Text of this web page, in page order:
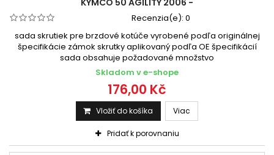
KYMCO 50 AGILITY 2006 -
Recenzia(e): 0
sada skrutiek pre brzdové kotúče vyrobené podľa originálnej
špecifikácie zámok skrutky aplikovaný podľa OE špecifikácií
sada obsahuje požadované množstvo
Skladom v e-shope
176,00 Kč
Vložiť do košíka Viac
Pridať k porovnaniu